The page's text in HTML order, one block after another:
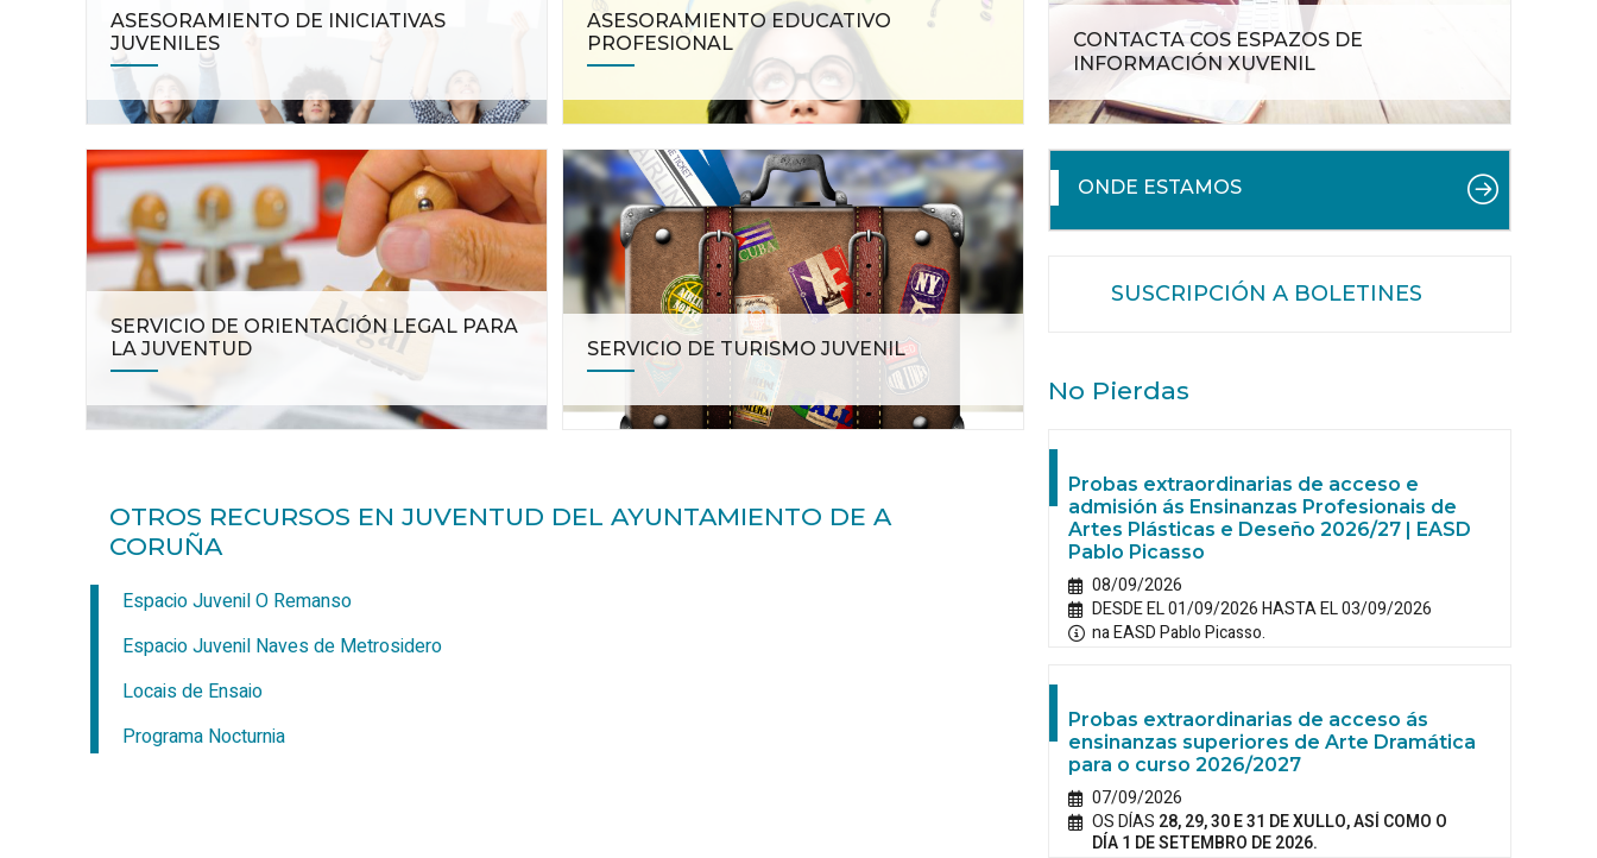
ASESORAMIENTO DE INICIATIVAS
JUVENILES
ASESORAMIENTO EDUCATIVO
PROFESIONAL
SERVICIO DE ORIENTACIÓN LEGAL PARA
LA JUVENTUD
SERVICIO DE TURISMO JUVENIL
OTROS RECURSOS EN JUVENTUD DEL AYUNTAMIENTO DE A
CORUÑA
Espacio JuvenilO Remanso
Espacio Juvenil Naves de Metrosidero
Locais de Ensaio
Programa Nocturnia
CONTACTA COS ESPAZOS DE
INFORMACIÓN XUVENIL
ONDE ESTAMOS
SUSCRIPCIÓN A BOLETINES
No Pierdas
Probas extraordinarias de acceso e
admisión ás Ensinanzas Profesionais de
Artes Plásticas e Deseño 2026/27 | EASD
Pablo Picasso
08/09/2026
DESDE EL 01/09/2026 HASTA EL 03/09/2026
na EASD Pablo Picasso.
Probas extraordinarias de acceso ás
ensinanzas superiores de Arte Dramática
para o curso 2026/2027
07/09/2026
OS DÍAS 28, 29, 30 E 31 DE XULLO, ASÍ COMO O
DÍA 1 DE SETEMBRO DE 2026.